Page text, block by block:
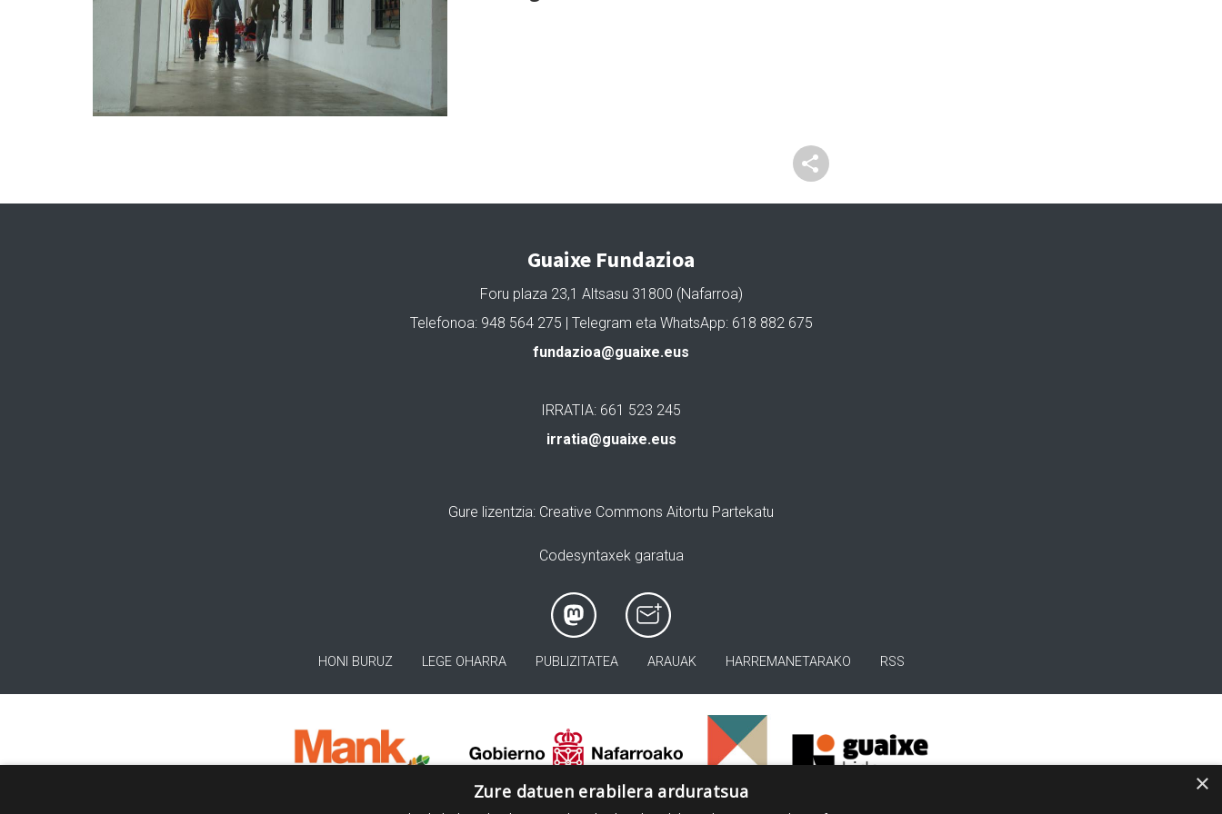
Guaixe Fundazioa
Foru plaza 23,1 Altsasu 31800 (Nafarroa)
Telefonoa: 948 564 275 | Telegram eta WhatsApp: 618 882 675
fundazioa@guaixe.eus
IRRATIA: 661 523 245
irratia@guaixe.eus
Gure lizentzia: Creative Commons Aitortu Partekatu
Codesyntaxek garatua
HONI BURUZ LEGE OHARRA PUBLIZITATEA ARAUAK HARREMANETARAKO RSS
×
Zure datuen erabilera arduratsua